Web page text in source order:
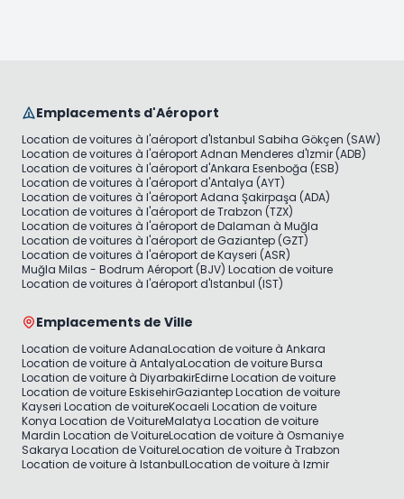
Emplacements d'Aéroport
Location de voitures à l'aéroport d'Istanbul Sabiha Gökçen (SAW)
Location de voitures à l'aéroport Adnan Menderes d'Izmir (ADB)
Location de voitures à l'aéroport d'Ankara Esenboğa (ESB)
Location de voitures à l'aéroport d'Antalya (AYT)
Location de voitures à l'aéroport Adana Şakirpaşa (ADA)
Location de voitures à l'aéroport de Trabzon (TZX)
Location de voitures à l'aéroport de Dalaman à Muğla
Location de voitures à l'aéroport de Gaziantep (GZT)
Location de voitures à l'aéroport de Kayseri (ASR)
Muğla Milas - Bodrum Aéroport (BJV) Location de voiture
Location de voitures à l'aéroport d'Istanbul (IST)
Emplacements de Ville
Location de voiture AdanaLocation de voiture à Ankara
Location de voiture à AntalyaLocation de voiture Bursa
Location de voiture à DiyarbakirEdirne Location de voiture
Location de voiture EskisehirGaziantep Location de voiture
Kayseri Location de voitureKocaeli Location de voiture
Konya Location de VoitureMalatya Location de voiture
Mardin Location de VoitureLocation de voiture à Osmaniye
Sakarya Location de VoitureLocation de voiture à Trabzon
Location de voiture à IstanbulLocation de voiture à Izmir